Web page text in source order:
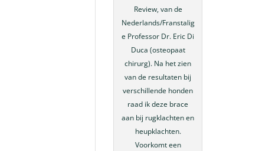
Review, van de
Nederlands/Franstalig
e Professor Dr. Eric Di
Duca (osteopaat
chirurg). Na het zien
van de resultaten bij
verschillende honden
raad ik deze brace
aan bij rugklachten en
heupklachten.
Voorkomt een